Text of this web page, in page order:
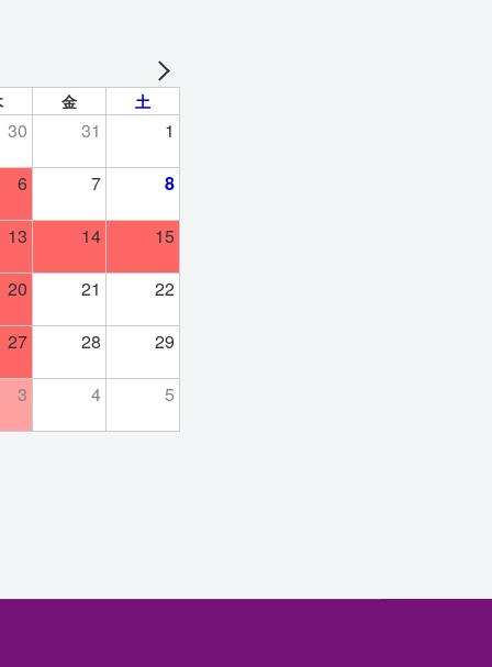
金 土
30 31 1
6 7 8
13 14 15
20 21 22
27 28 29
3 4 5